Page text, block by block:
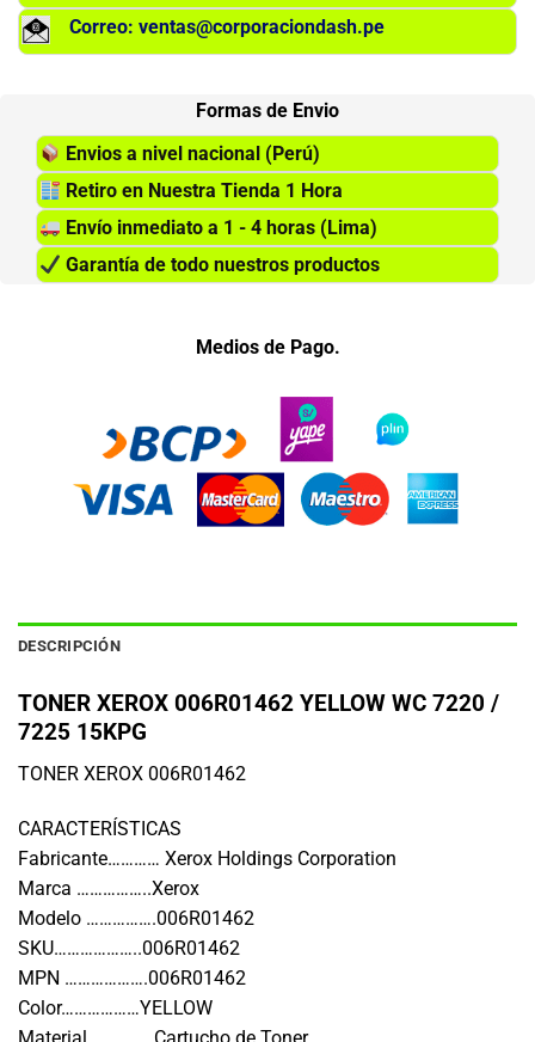
Correo: ventas@corporaciondash.pe
Formas de Envio
Envios a nivel nacional (Perú)
Retiro en Nuestra Tienda 1 Hora
Envío inmediato a 1 - 4 horas (Lima)
Garantía de todo nuestros productos
Medios de Pago.
DESCRIPCIÓN
TONER XEROX 006R01462 YELLOW WC 7220 /
7225 15KPG
TONER XEROX 006R01462
CARACTERÍSTICAS
Fabricante………… Xerox Holdings Corporation
Marca ……………..Xerox
Modelo …………….006R01462
SKU………………..006R01462
MPN ……………….006R01462
Color………………YELLOW
Material …………..Cartucho de Toner